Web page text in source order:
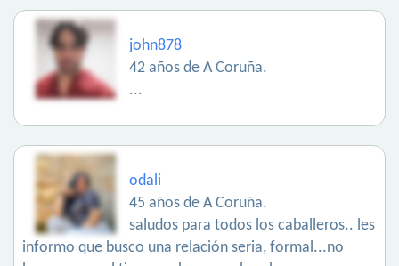
john878
42 años de A Coruña.
...
odali
45 años de A Coruña.
saludos para todos los caballeros.. les
informo que busco una relación seria, formal...no